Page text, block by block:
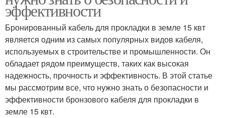
эффективности
Бронированный кабель для прокладки в земле 15 квт
является одним из самых популярных видов кабеля,
используемых в строительстве и промышленности. Он
обладает рядом преимуществ, таких как высокая
надежность, прочность и эффективность. В этой статье
мы рассмотрим все, что нужно знать о безопасности и
эффективности бронзового кабеля для прокладки в
земле 15 квт.